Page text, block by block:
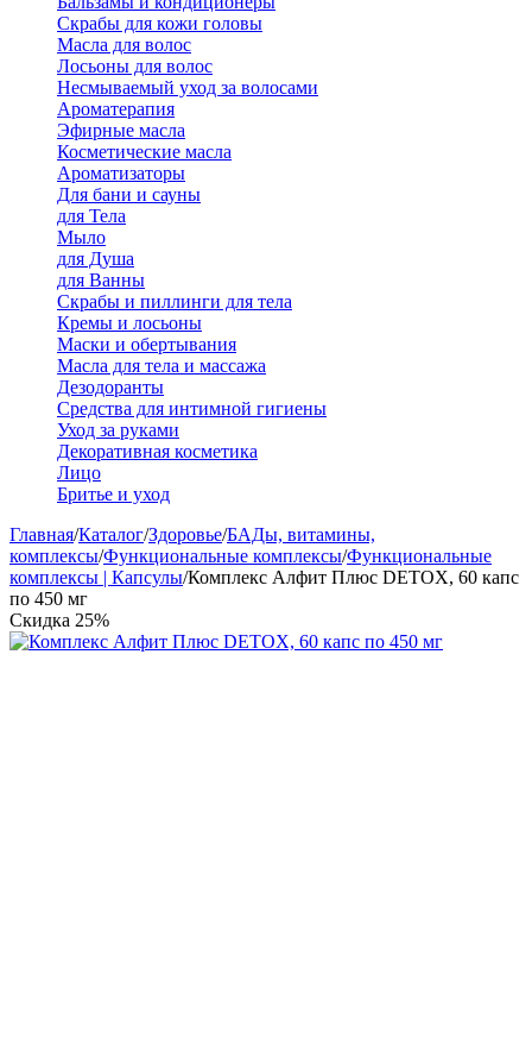
Скрабы для кожи головы
Масла для волос
Лосьоны для волос
Несмываемый уход за волосами
Ароматерапия
Эфирные масла
Косметические масла
Ароматизаторы
Для бани и сауны
для Тела
Мыло
для Душа
для Ванны
Скрабы и пиллинги для тела
Кремы и лосьоны
Маски и обертывания
Масла для тела и массажа
Дезодоранты
Средства для интимной гигиены
Уход за руками
Декоративная косметика
Лицо
Бритье и уход
Главная/Каталог/Здоровье/БАДы, витамины,
комплексы/Функциональные комплексы/Функциональные
комплексы | Капсулы/Комплекс Алфит Плюс DETOX, 60 капс
по 450 мг
Скидка 25%